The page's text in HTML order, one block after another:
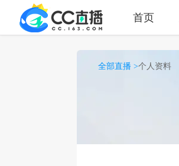
首页
全部直播 >个人资料